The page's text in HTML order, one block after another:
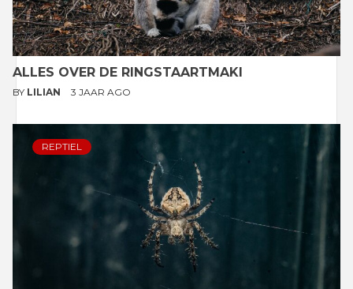
ALLES OVER DE RINGSTAARTMAKI
BY LILIAN 3 JAAR AGO
REPTIEL